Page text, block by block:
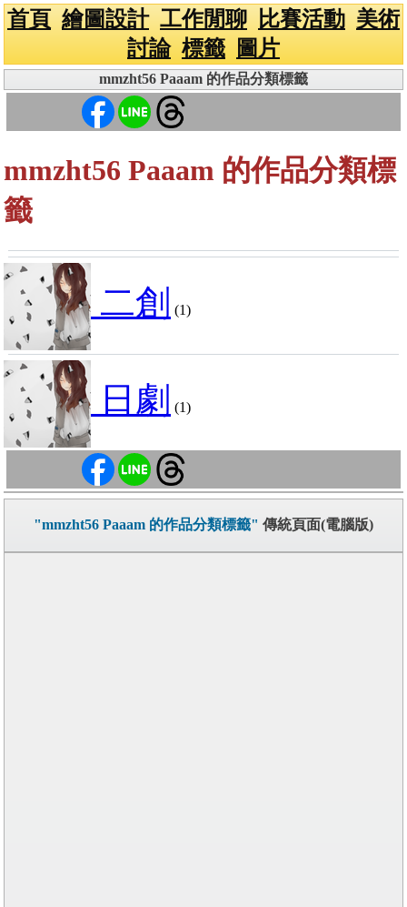
首頁 繪圖設計 工作閒聊 比賽活動 美術
討論 標籤 圖片
mmzht56 Paaam 的作品分類標籤
mmzht56 Paaam 的作品分類標
籤
二創 (1)
日劇 (1)
"mmzht56 Paaam 的作品分類標籤" 傳統頁面(電腦版)